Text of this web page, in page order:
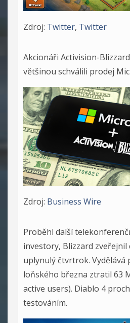
Zdroj: Twitter, Twitter
Akcionáři Activision-
většinou schválili prodej
Zdroj: Business Wire
Proběhl další
investory, Blizzard zveřejnil
uplynulý čtvrtrok. Vydělává
loňského března ztratil 63
active users). Diablo 4
testováním.